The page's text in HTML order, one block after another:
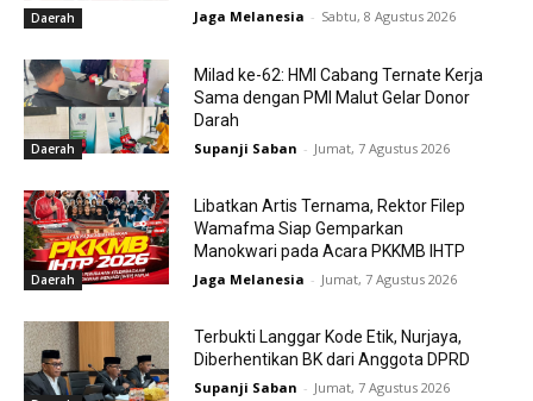
Daerah Jaga Melanesia - Sabtu, 8 Agustus 2026
Daerah
Milad ke-62: HMI Cabang Ternate Kerja
Sama dengan PMI Malut Gelar Donor
Darah
Supanji Saban - Jumat, 7 Agustus 2026
Daerah
Libatkan Artis Ternama, Rektor Filep
Wamafma Siap Gemparkan
Manokwari pada Acara PKKMB IHTP
Jaga Melanesia - Jumat, 7 Agustus 2026
Terbukti Langgar Kode Etik, Nurjaya,
Diberhentikan BK dari Anggota DPRD
Supanji Saban - Jumat, 7 Agustus 2026